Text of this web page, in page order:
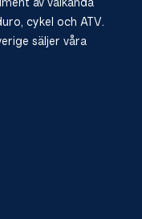
av välkända
cykel och ATV.
säljer våra